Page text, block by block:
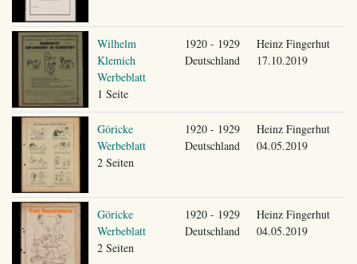
Wilhelm
Klemich
Werbeblatt
1 Seite
1920 - 1929
Deutschland
Heinz Fingerhut
17.10.2019
Göricke
Werbeblatt
2 Seiten
1920 - 1929
Deutschland
Heinz Fingerhut
04.05.2019
Göricke
Werbeblatt
2 Seiten
1920 - 1929
Deutschland
Heinz Fingerhut
04.05.2019